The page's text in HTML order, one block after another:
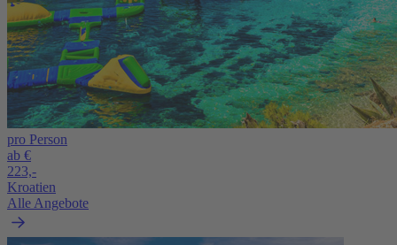
pro Person
ab €
223,-
Kroatien
Alle Angebote